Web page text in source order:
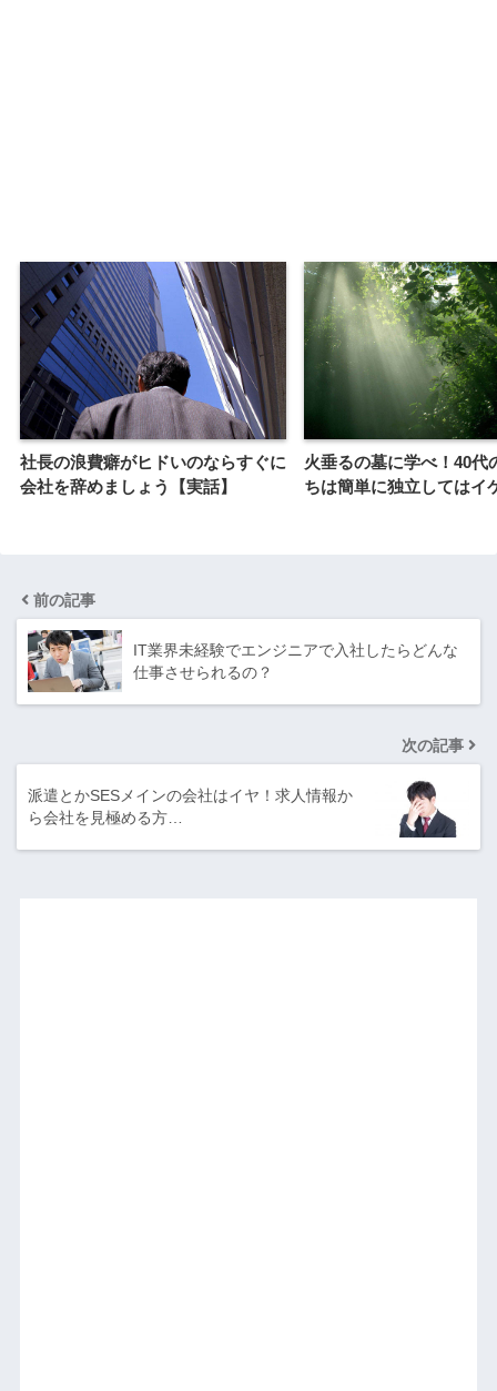
社長の浪費癖がヒドいのならすぐに
会社を辞めましょう【実話】
火垂るの墓に学べ！40代
ちは簡単に独立してはイ
前の記事
IT業界未経験でエンジニアで入社したらどんな
仕事させられるの？
次の記事
派遣とかSESメインの会社はイヤ！求人情報か
ら会社を見極める方…